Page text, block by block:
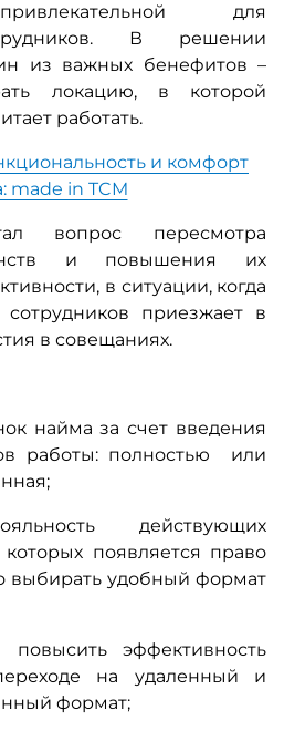
для
В решении
из важных бенефитов –
локацию, в которой
работать.
и комфорт
made in TCM
вопрос пересмотра
и повышения их
в ситуации, когда
сотрудников приезжает в
в совещаниях.
найма за счет введения
работы: полностью или
действующих
которых появляется право
выбирать удобный формат
повысить эффективность
на удаленный и
формат;